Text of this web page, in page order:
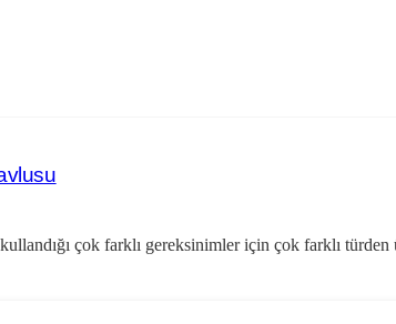
çok farklı gereksinimler için çok farklı